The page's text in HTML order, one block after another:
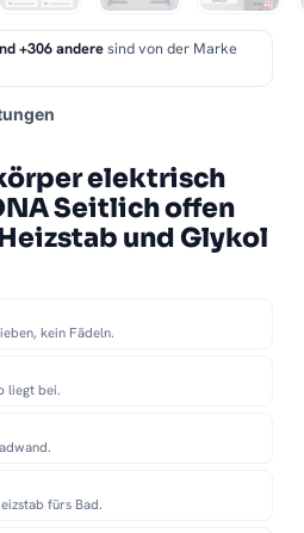
+306 anderesind von der Marke
elektrisch
Seitlich offen
und Glykol
kein Fädeln.
liegt bei.
fürs Bad.